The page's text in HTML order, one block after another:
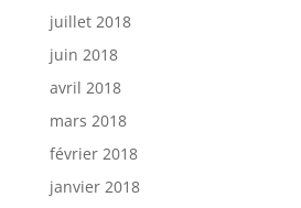
juillet 2018
juin 2018
avril 2018
mars 2018
février 2018
janvier 2018